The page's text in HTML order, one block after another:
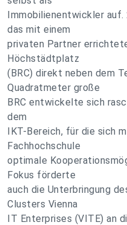
Immobilienentwickler
das mit einem
privaten Partner
Höchstädtplatz
(BRC) direkt neben dem
Quadratmeter große
BRC entwickelte sich
dem
IKT-Bereich, für die sich
Fachhochschule
optimale
Fokus förderte
auch die Unterbringung
Clusters Vienna
IT Enterprises (VITE) an